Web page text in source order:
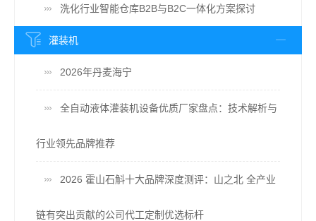
洗化行业智能仓库B2B与B2C一体化方案探讨
灌装机
2026年丹麦海宁
全自动液体灌装机设备优质厂家盘点：技术解析与
行业领先品牌推荐
2026 霍山石斛十大品牌深度测评：山之北 全产业
链有突出贡献的公司代工定制优选标杆